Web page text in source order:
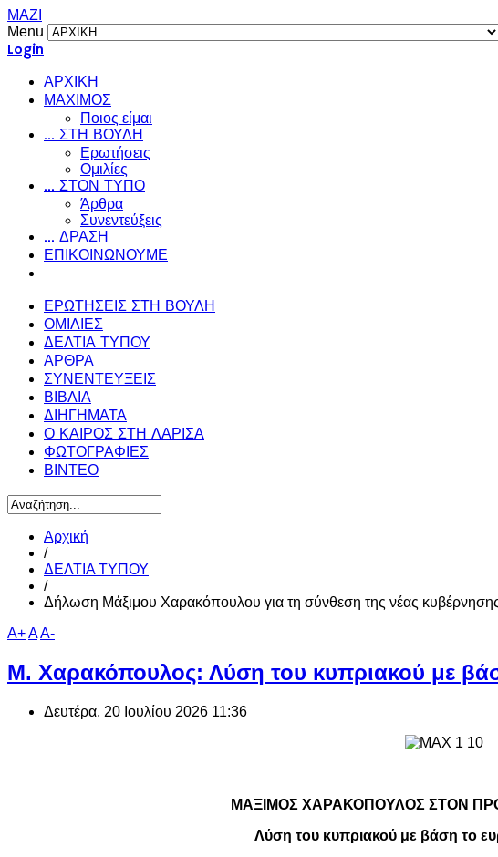
ΜΑΖΙ
Menu
Login
ΑΡΧΙΚΗ
ΜΑΧΙΜΟΣ
Ποιος είμαι
... ΣΤΗ ΒΟΥΛΗ
Ερωτήσεις
Ομιλίες
... ΣΤΟΝ ΤΥΠΟ
Άρθρα
Συνεντεύξεις
... ΔΡΑΣΗ
ΕΠΙΚΟΙΝΩΝΟΥΜΕ
ΕΡΩΤΗΣΕΙΣ ΣΤΗ ΒΟΥΛΗ
ΟΜΙΛΙΕΣ
ΔΕΛΤΙΑ ΤΥΠΟΥ
ΑΡΘΡΑ
ΣΥΝΕΝΤΕΥΞΕΙΣ
ΒΙΒΛΙΑ
ΔΙΗΓΗΜΑΤΑ
Ο ΚΑΙΡΟΣ ΣΤΗ ΛΑΡΙΣΑ
ΦΩΤΟΓΡΑΦΙΕΣ
ΒΙΝΤΕΟ
Αρχική
/
ΔΕΛΤΙΑ ΤΥΠΟΥ
/
Δήλωση Μάξιμου Χαρακόπουλου για τη σύνθεση της νέας
A+AA-
Μ. Χαρακόπουλος: Λύση του κυπριακού με
Δευτέρα, 20 Ιουλίου 2026 11:36
ΜΑΞΙΜΟΣ ΧΑΡΑΚΟΠΟΥΛΟΣ ΣΤΟΝ
Λύση του κυπριακού με βάση το